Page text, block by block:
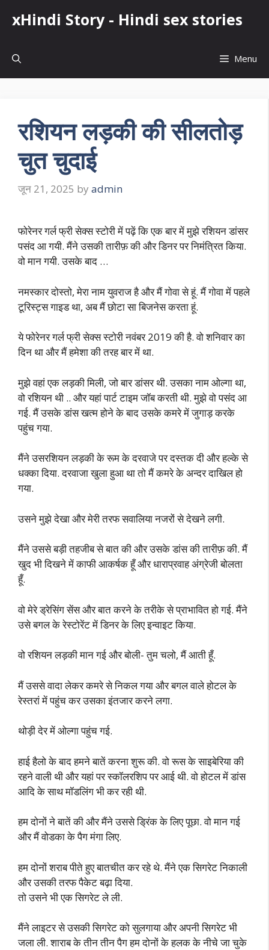
xHindi Story - Hindi sex stories
Menu
रशियन लड़की की सीलतोड़
चुत चुदाई
जून 21, 2025 by admin
फोरेनर गर्ल फ्री सेक्स स्टोरी में पढ़ें कि एक बार में मुझे रशियन डांसर
पसंद आ गयी. मैंने उसकी तारीफ़ की और डिनर पर निमंत्रित किया.
वो मान गयी. उसके बाद …
नमस्कार दोस्तो, मेरा नाम युवराज है और मैं गोवा से हूं. मैं गोवा में पहले
टूरिस्ट्स गाइड था, अब मैं छोटा सा बिजनेस करता हूं.
ये फोरेनर गर्ल फ्री सेक्स स्टोरी नवंबर 2019 की है. वो शनिवार का
दिन था और मैं हमेशा की तरह बार में था.
मुझे वहां एक लड़की मिली, जो बार डांसर थी. उसका नाम ओल्गा था,
वो रशियन थी .. और यहां पार्ट टाइम जॉब करती थी. मुझे वो पसंद आ
गई. मैं उसके डांस खत्म होने के बाद उसके कमरे में जुगाड़ करके
पहुंच गया.
मैंने उसरशियन लड़की के रूम के दरवाजे पर दस्तक दी और हल्के से
धक्का दिया. दरवाजा खुला हुआ था तो मैं कमरे के अन्दर दाखिल हो
गया.
उसने मुझे देखा और मेरी तरफ सवालिया नजरों से देखने लगी.
मैंने उससे बड़ी तहजीब से बात की और उसके डांस की तारीफ़ की. मैं
खुद भी दिखने में काफी आकर्षक हूँ और धाराप्रवाह अंग्रेजी बोलता
हूँ.
वो मेरे ड्रेसिंग सेंस और बात करने के तरीके से प्राभावित हो गई. मैंने
उसे बगल के रेस्टोरेंट में डिनर के लिए इन्वाइट किया.
वो रशियन लड़की मान गई और बोली- तुम चलो, मैं आती हूँ.
मैं उससे वादा लेकर कमरे से निकल गया और बगल वाले होटल के
रेस्तरां में पहुंच कर उसका इंतजार करने लगा.
थोड़ी देर में ओल्गा पहुंच गई.
हाई हैलो के बाद हमने बातें करना शुरू की. वो रूस के साइबेरिया की
रहने वाली थी और यहां पर स्कॉलरशिप पर आई थी. वो होटल में डांस
आदि के साथ मॉडलिंग भी कर रही थी.
हम दोनों ने बातें की और मैंने उससे ड्रिंक के लिए पूछा. वो मान गई
और मैं वोडका के पैग मंगा लिए.
हम दोनों शराब पीते हुए बातचीत कर रहे थे. मैंने एक सिगरेट निकाली
और उसकी तरफ पैकेट बढ़ा दिया.
तो उसने भी एक सिगरेट ले ली.
मैंने लाइटर से उसकी सिगरेट को सुलगाया और अपनी सिगरेट भी
जला ली. शाराब के तीन तीन पैग हम दोनों के हलक के नीचे जा चुके